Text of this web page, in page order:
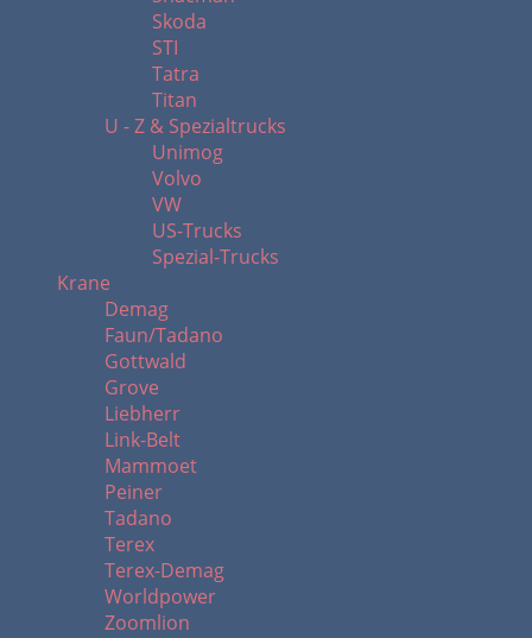
Skoda
STI
Tatra
Titan
U - Z & Spezialtrucks
Unimog
Volvo
VW
US-Trucks
Spezial-Trucks
Krane
Demag
Faun/Tadano
Gottwald
Grove
Liebherr
Link-Belt
Mammoet
Peiner
Tadano
Terex
Terex-Demag
Worldpower
Zoomlion